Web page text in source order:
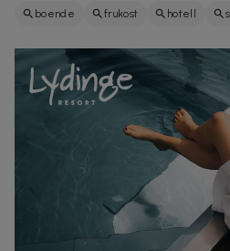
boende frukost hotell